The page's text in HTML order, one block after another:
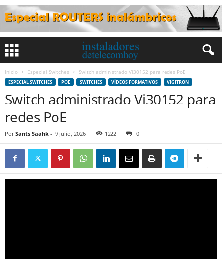
Inicio Especial Switches Switch administrado Vi30152 para redes PoE
ESPECIAL SWITCHES POE SWITCHES VÍDEOS FORMATIVOS VIGITRON
Switch administrado Vi30152 para
redes PoE
Por Sants Saahk - 9 julio, 2026 1222 0